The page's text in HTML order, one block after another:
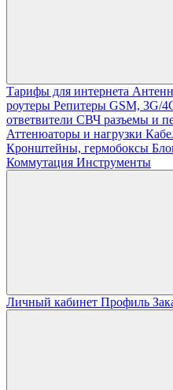
Тарифы для интернета
роутеры Репитеры GSM, 3G/
ответвители СВЧ разъемы и
Аттенюаторы и нагрузки
Кронштейны, гермобоксы
Коммутация Инструменты
Личный кабинет Профиль